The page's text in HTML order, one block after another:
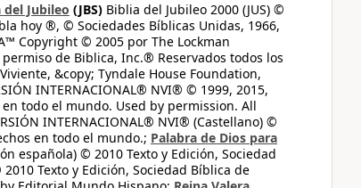
del Jubileo (JBS) Biblia del Jubileo 2000 (JUS) ©
hoy ®, © Sociedades Bíblicas Unidas, 1966,
Copyright © 2005 por The Lockman
de Biblica, Inc.® Reservados todos los
&copy; Tyndale House Foundation,
INTERNACIONAL® NVI® © 1999, 2015,
todo el mundo. Used by permission. All
INTERNACIONAL® NVI® (Castellano) ©
en todo el mundo.; Palabra de Dios para
española) © 2010 Texto y Edición, Sociedad
Texto y Edición, Sociedad Bíblica de